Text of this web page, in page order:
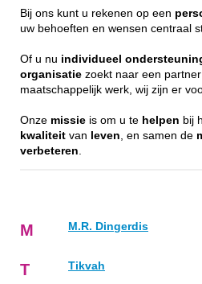
Bij ons kunt u rekenen op een
uw behoeften en wensen centraal
Of u nu individueel
organisatie zoekt naar een
maatschappelijk werk, wij zijn er
Onze missie is om u te helpen bij
kwaliteit van leven , en samen de
verbeteren
M M.R. Dingerdis
T Tikvah